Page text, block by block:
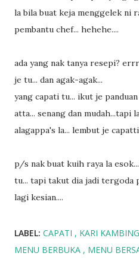
la bila buat keja menggelek ni
pembantu chef... hehehe....
ada yang nak tanya resepi?
je tu... dan agak-agak...
yang capati tu... ikut je
atta... senang dan mudah...tapi
alagappa's la... lembut je capatti
p/s nak buat kuih raya la
tu... tapi takut dia jadi tergoda
lagi kesian....
LABEL: CAPATI KARI KAMBING
MENU BERBUKA
MENU